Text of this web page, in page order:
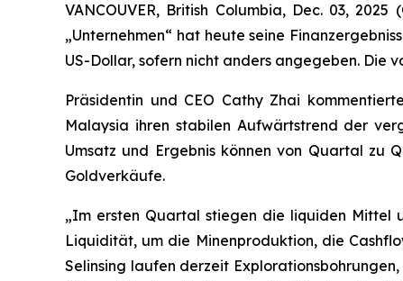
VANCOUVER, British Columbia, Dec. 03,
„Unternehmen“ hat heute seine
US-Dollar, sofern nicht anders angegeben. Die
Präsidentin und CEO Cathy Zhai
Malaysia ihren stabilen Aufwärtstrend der
Umsatz und Ergebnis können von Quartal zu
Goldverkäufe.
„Im ersten Quartal stiegen die liquiden Mittel
Liquidität, um die Minenproduktion, die
Selinsing laufen derzeit